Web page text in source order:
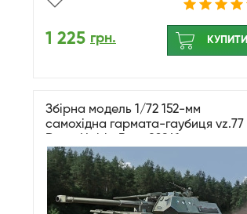
1 225 грн. КУПИТИ
Збірна модель 1/72 152-мм
самохідна гармата-гаубиця vz.77